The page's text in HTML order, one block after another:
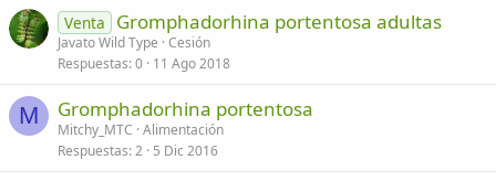
Verdana
Venta Gromphadorhina portentosa adultas
Javato Wild Type Cesión
Respuestas 0 11 Ago 2018
M Gromphadorhina portentosa
Mitchy_MTC Alimentación
Respuestas 2 5 Dic 2016